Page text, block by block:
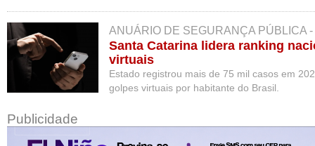
ANUÁRIO DE SEGURANÇA PÚBLICA
Santa Catarina lidera ranking
virtuais
Estado registrou mais de 75 mil casos em
golpes virtuais por habitante do Brasil.
Publicidade